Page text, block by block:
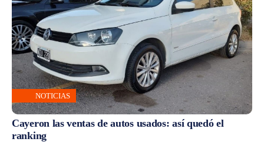
NOTICIAS
Cayeron las ventas de autos usados: así quedó el
ranking